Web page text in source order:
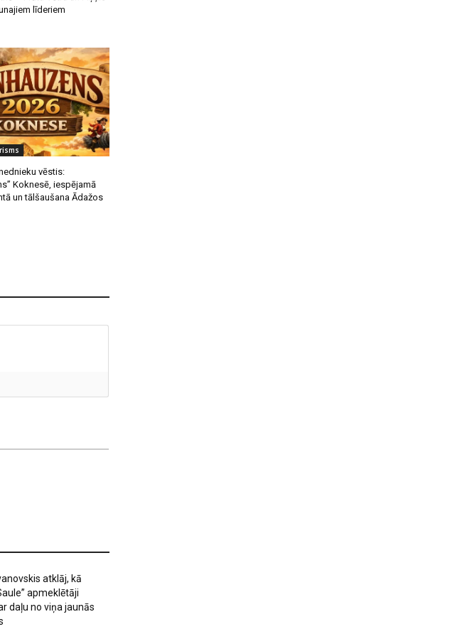
līderiem
vēstis:
Koknesē, iespējamā
un tālšaušana Ādažos
atklāj, kā
apmeklētāji
daļu no viņa jaunās